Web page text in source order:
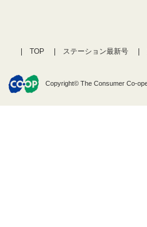
TOP ステーション最新号
Copyright© The Consumer Co-